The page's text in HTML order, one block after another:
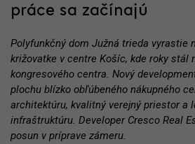
práce sa začínajú
Polyfunkčný dom Južná trieda vyrastie
križovatke v centre Košíc, kde roky stál
kongresového centra. Nový
plochu blízko obľúbeného nákupného
architektúru, kvalitný verejný priestor a
infraštruktúru. Developer Cresco Real
posun v príprave zámeru.